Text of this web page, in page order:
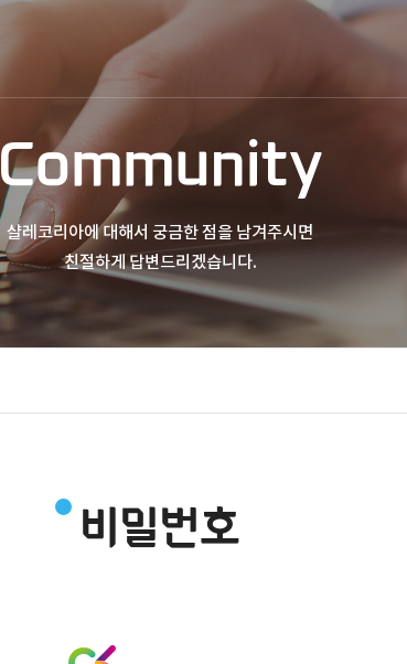
Community
샬레코리아에 대해서 궁금한 점을 남겨주시면
친절하게 답변드리겠습니다.
비밀번호